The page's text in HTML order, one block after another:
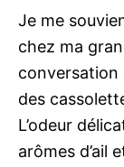
Je me
chez ma
conversation
des
L’odeur
arômes d’ail